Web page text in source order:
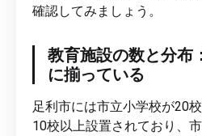
確認してみましょう。
教育施設の数と分布
に揃っている
足利市には市立小学校が20
10校以上設置されており、